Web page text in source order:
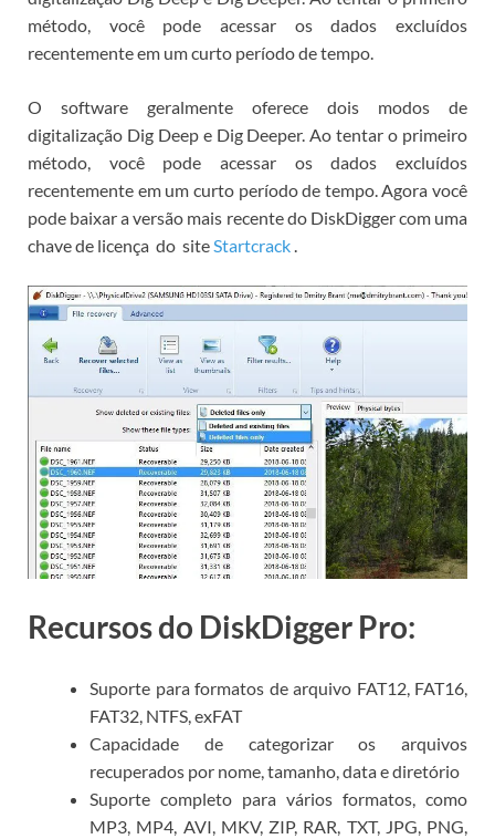
método, você pode acessar os dados excluídos
recentemente em um curto período de tempo.
O software geralmente oferece dois modos de
digitalização Dig Deep e Dig Deeper. Ao tentar o primeiro
método, você pode acessar os dados excluídos
recentemente em um curto período de tempo.Agora você
pode baixar a versão mais recente do DiskDigger com uma
chave de licença do siteStartcrack.
Recursos do DiskDigger Pro:
Suporte para formatos de arquivo FAT12, FAT16,
FAT32, NTFS, exFAT
Capacidade de categorizar os arquivos
recuperados por nome, tamanho, data e diretório
Suporte completo para vários formatos, como
MP3, MP4, AVI, MKV, ZIP, RAR, TXT, JPG, PNG,